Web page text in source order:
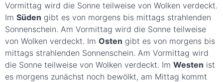
Vormittag wird die Sonne teilweise von Wolken verdeckt.
Im Süden gibt es von morgens bis mittags strahlenden
Sonnenschein. Am Vormittag wird die Sonne teilweise
von Wolken verdeckt. Im Osten gibt es von morgens bis
mittags strahlenden Sonnenschein. Am Vormittag wird
die Sonne teilweise von Wolken verdeckt. Im Westen ist
es morgens zunächst noch bewölkt, am Mittag kommt